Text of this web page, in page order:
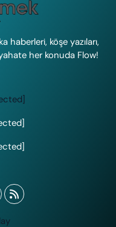
haberleri, köşe yazıları,
her konuda Flow!